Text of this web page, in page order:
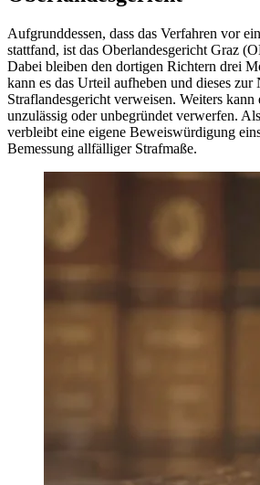
Aufgrunddessen, dass das Verfahren vor
stattfand, ist das Oberlandesgericht Graz
Dabei bleiben den dortigen Richtern drei
kann es das Urteil aufheben und dieses zur
Straflandesgericht verweisen. Weiters
unzulässig oder unbegründet verwerfen.
verbleibt eine eigene Beweiswürdigung
Bemessung allfälliger Strafmaße.